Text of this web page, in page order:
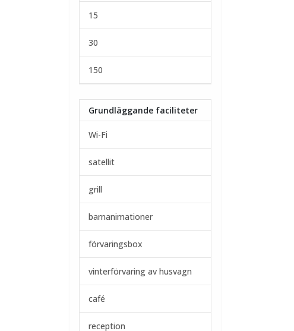
15
30
150
Grundläggande faciliteter
Wi-Fi
satellit
grill
barnanimationer
förvaringsbox
vinterförvaring av husvagn
café
reception